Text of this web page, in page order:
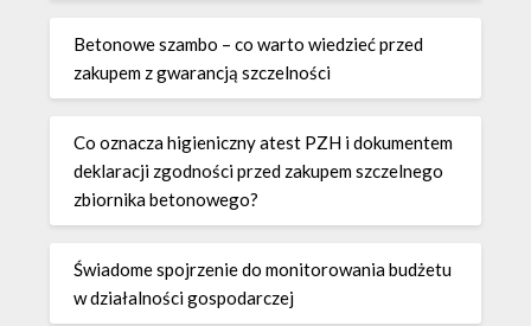
Betonowe szambo – co warto wiedzieć przed
zakupem z gwarancją szczelności
Co oznacza higieniczny atest PZH i dokumentem
deklaracji zgodności przed zakupem szczelnego
zbiornika betonowego?
Świadome spojrzenie do monitorowania budżetu
w działalności gospodarczej